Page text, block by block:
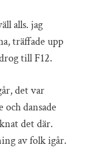
alls. jag
träffade upp
till F12.
det var
dansade
det där.
av folk igår.